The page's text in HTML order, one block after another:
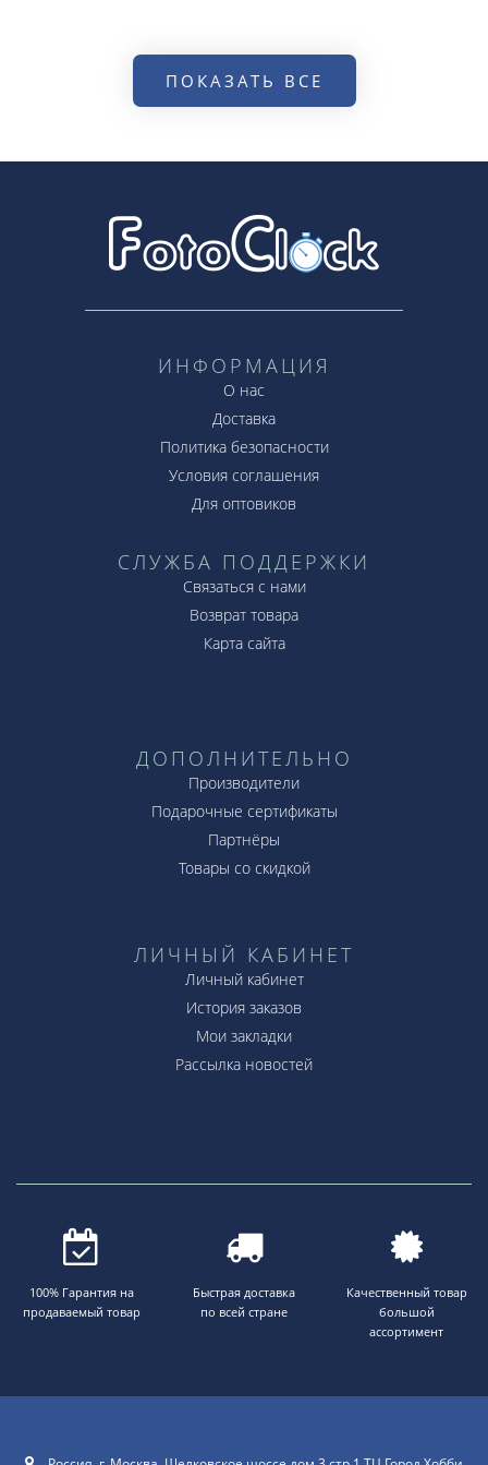
ПОКАЗАТЬ ВСЕ
ИНФОРМАЦИЯ
О нас
Доставка
Политика безопасности
Условия соглашения
Для оптовиков
СЛУЖБА ПОДДЕРЖКИ
Связаться с нами
Возврат товара
Карта сайта
ДОПОЛНИТЕЛЬНО
Производители
Подарочные сертификаты
Партнёры
Товары со скидкой
ЛИЧНЫЙ КАБИНЕТ
Личный кабинет
История заказов
Мои закладки
Рассылка новостей
100% Гарантия на
продаваемый товар
Быстрая доставка
по всей стране
Качественный товар
большой
ассортимент